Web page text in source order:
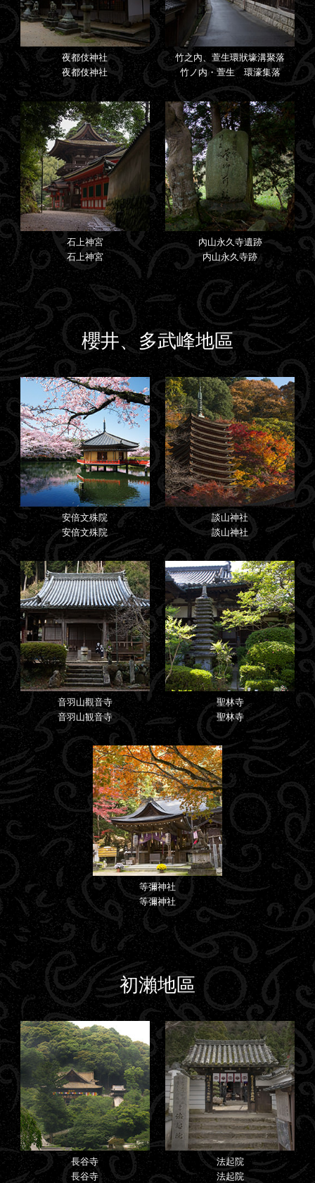
夜都伎神社
夜都伎神社
竹之內、萱生環狀壕溝聚落
竹ノ内・萱生 環濠集落
石上神宮
石上神宮
內山永久寺遺跡
内山永久寺跡
櫻井、多武峰地區
安倍文殊院
安倍文殊院
談山神社
談山神社
音羽山觀音寺
音羽山観音寺
聖林寺
聖林寺
等彌神社
等彌神社
初瀨地區
長谷寺
長谷寺
法起院
法起院